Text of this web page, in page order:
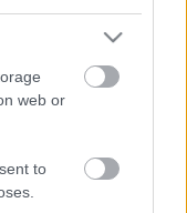
web or
to
a fagyban /
ha van elég
jó